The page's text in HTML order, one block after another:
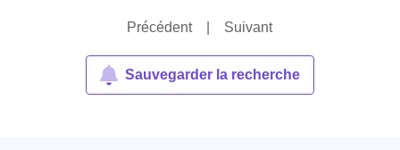
Précédent Suivant
Sauvegarder la recherche